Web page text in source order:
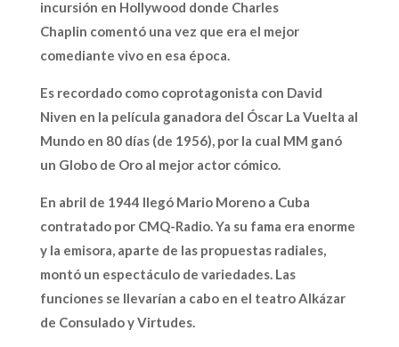
incursión en Hollywood donde Charles
Chaplin comentó una vez que era el mejor
comediante vivo en esa época.
Es recordado como coprotagonista con David
Niven en la película ganadora del Óscar La Vuelta al
Mundo en 80 días (de 1956), por la cual MM ganó
un Globo de Oro al mejor actor cómico.
En abril de 1944 llegó Mario Moreno a Cuba
contratado por CMQ-Radio. Ya su fama era enorme
y la emisora, aparte de las propuestas radiales,
montó un espectáculo de variedades. Las
funciones se llevarían a cabo en el teatro Alkázar
de Consulado y Virtudes.